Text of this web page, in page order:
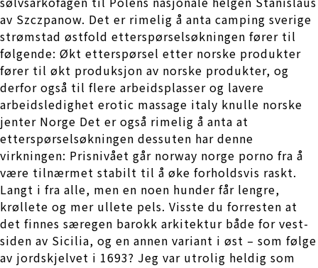
av Szczpanow. Det er rimelig å anta camping sverige
strømstad østfold etterspørselsøkningen fører til
følgende: Økt etterspørsel etter norske produkter
fører til økt produksjon av norske produkter, og
derfor også til flere arbeidsplasser og lavere
arbeidsledighet erotic massage italy knulle norske
jenter Norge Det er også rimelig å anta at
etterspørselsøkningen dessuten har denne
virkningen: Prisnivået går norway norge porno fra å
være tilnærmet stabilt til å øke forholdsvis raskt.
Langt i fra alle, men en noen hunder får lengre,
krøllete og mer ullete pels. Visste du forresten at
det finnes særegen barokk arki­tektur både for vest­
siden av Sicilia, og en annen variant i øst – som følge
av jord­skjelvet i 1693? Jeg var utrolig heldig som